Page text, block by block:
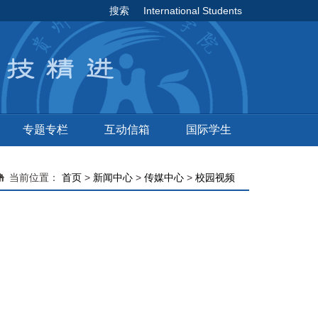
搜索 International Students
专题专栏 互动信箱 国际学生
当前位置： 首页 > 新闻中心 > 传媒中心 > 校园视频